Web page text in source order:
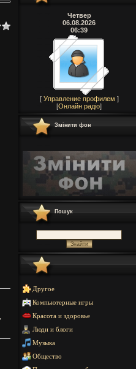
Четвер
06.08.2026
06:39
[ Управление профилем ]
[Онлайн радіо]
Змінити фон
Пошук
Другое
Компьютерные игры
Красота и здоровье
Люди и блоги
Музыка
Общество